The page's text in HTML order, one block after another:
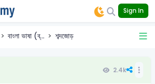
Sign In
বাংলা ভাষা (ব্... শব্দজোড়
2.4k